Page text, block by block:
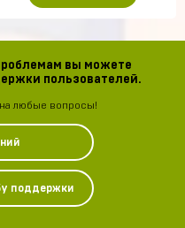
вы можете
пользователей.
любые вопросы!
поддержки